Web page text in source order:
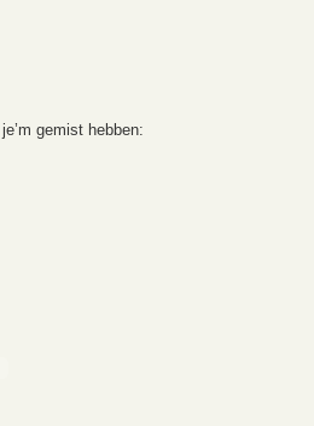
gemist hebben: